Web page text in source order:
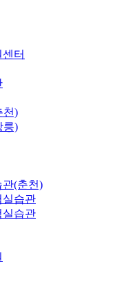
터
천)
릉)
관(춘천)
실습관
실습관